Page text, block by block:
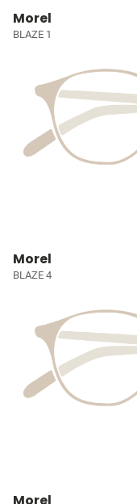
Morel
BLAZE 1
Morel
BLAZE 4
Morel